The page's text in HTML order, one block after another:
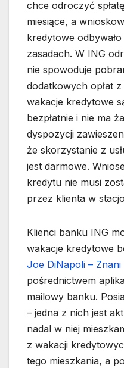
chce odroczyć
miesiące, a
kredytowe
zasadach. W ING
nie spowoduje
dodatkowych opłat
wakacje kredytowe
bezpłatnie i nie ma
dyspozycji
że skorzystanie z
jest darmowe.
kredytu nie musi
przez klienta w
Klienci banku ING
wakacje kredytowe
Joe DiNapoli –
pośrednictwem
mailowy banku.
– jedna z nich jest
nadal w niej
z wakacji
tego mieszkania, a